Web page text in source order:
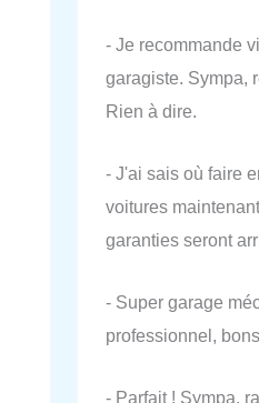
- Je recommande
garagiste. Sympa,
Rien à dire.
- J'ai sais où faire
voitures
garanties seront
- Super garage
professionnel,
- Parfait ! Sympa,